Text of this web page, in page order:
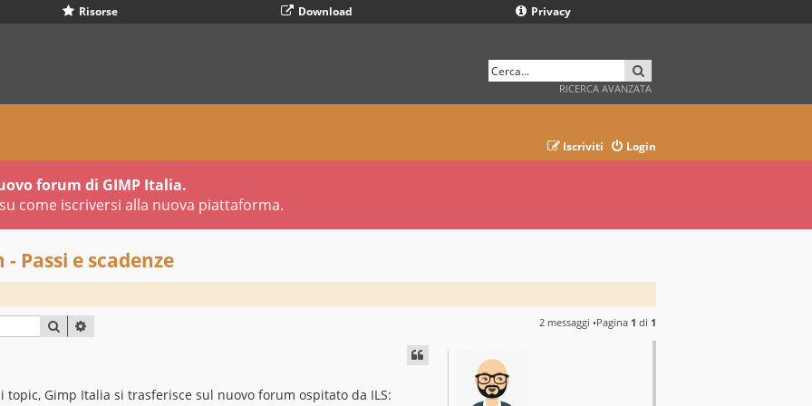
Risorse Download Privacy
RICERCA AVANZATA
Login
Iscriviti
forum di GIMP Italia.
come iscriversi alla nuova piattaforma.
Passi e scadenze
CERCA 2 messaggi •Pagina 1 di 1
Gimp Italia si trasferisce sul nuovo forum ospitato da ILS: